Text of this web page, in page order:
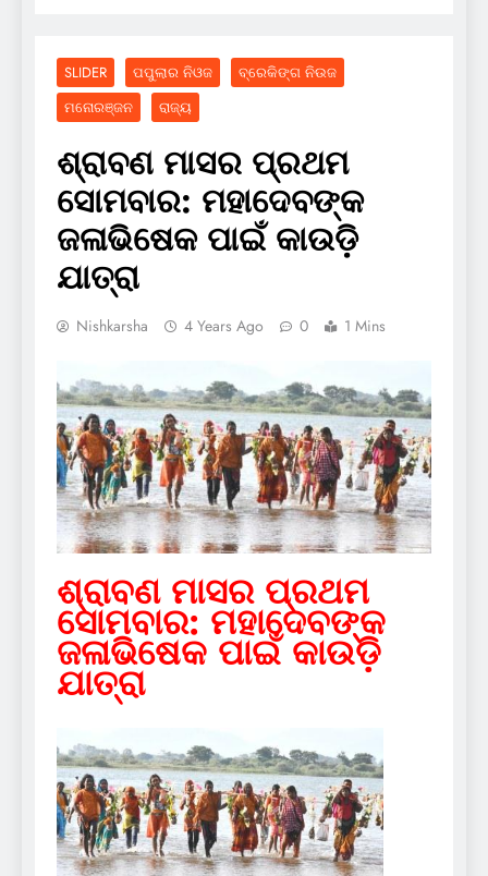
SLIDER ପପୁଲାର ନିଓଜ
ବ୍ରେକିଙ୍ଗ ନିଉଜ
ମନୋରଞ୍ଜନ
ରାଜ୍ୟ
ଶ୍ରାବଣ ମାସର ପ୍ରଥମ
ସୋମବାର: ମହାଦେବଙ୍କ
ଜଳାଭିଷେକ ପାଇଁ କାଉଡ଼ି
ଯାତ୍ରା
Nishkarsha 4 Years Ago 0 1 Mins
ଶ୍ରାବଣ ମାସର ପ୍ରଥମ
ସୋମବାର: ମହାଦେବଙ୍କ
ଜଳାଭିଷେକ ପାଇଁ କାଉଡ଼ି
ଯାତ୍ରା